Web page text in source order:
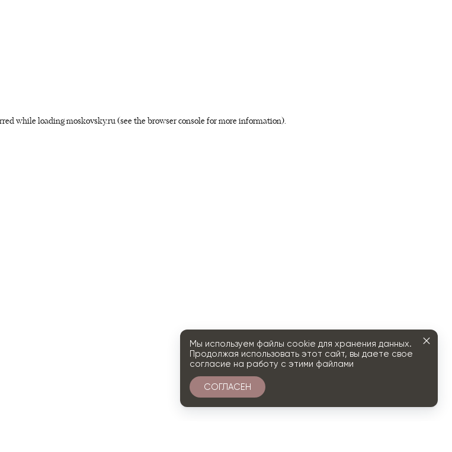
while loadingmoskovsky.ru (see the browser console for more information).
Мы используем файлы cookie для хранения данных.
Продолжая использовать этот сайт, вы даете свое
согласие на работу с этими файлами
СОГЛАСЕН